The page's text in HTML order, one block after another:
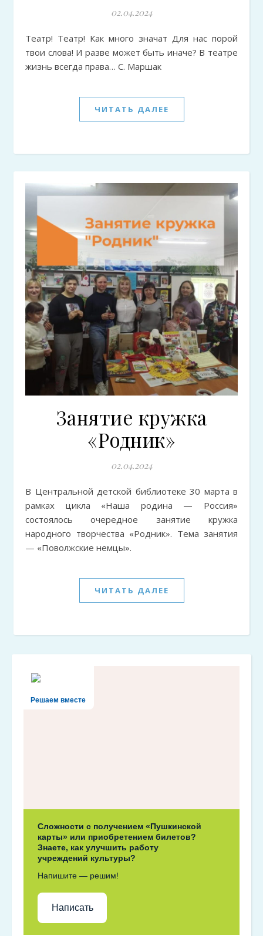
02.04.2024
Театр! Театр! Как много значат Для нас порой
твои слова! И разве может быть иначе? В театре
жизнь всегда права… С. Маршак
ЧИТАТЬ ДАЛЕЕ
Занятие кружка
«Родник»
02.04.2024
В Центральной детской библиотеке 30 марта в
рамках цикла «Наша родина — Россия»
состоялось очередное занятие кружка
народного творчества «Родник». Тема занятия
— «Поволжские немцы».
ЧИТАТЬ ДАЛЕЕ
Решаем вместе
Сложности с получением «Пушкинской
карты» или приобретением билетов?
Знаете, как улучшить работу
учреждений культуры?
Напишите — решим!
Написать